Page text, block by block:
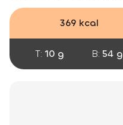
369 kcal
T: 10 g B: 54 g